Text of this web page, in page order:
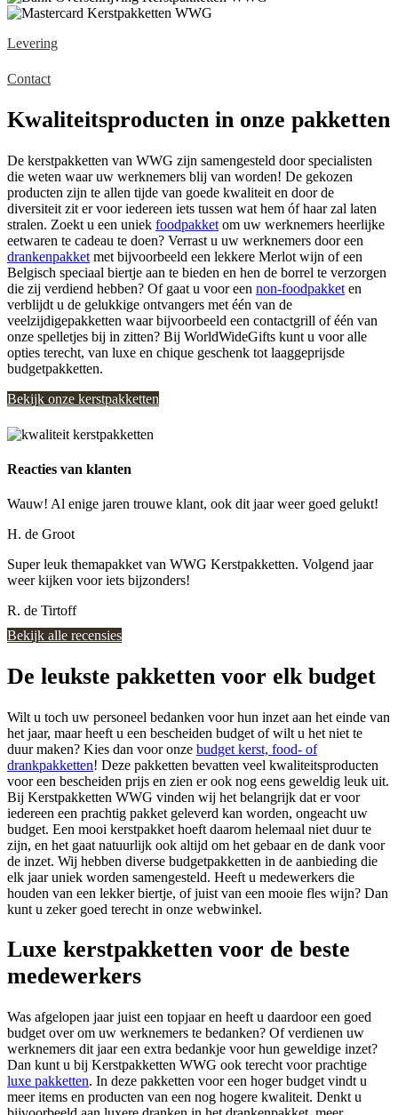
Levering
Contact
Kwaliteitsproducten in onze pakketten
De kerstpakketten van WWG zijn samengesteld door specialisten
die weten waar uw werknemers blij van worden! De gekozen
producten zijn te allen tijde van goede kwaliteit en door de
diversiteit zit er voor iedereen iets tussen wat hem óf haar zal laten
stralen. Zoekt u een uniek foodpakket om uw werknemers heerlijke
eetwaren te cadeau te doen? Verrast u uw werknemers door een
drankenpakket met bijvoorbeeld een lekkere Merlot wijn of een
Belgisch speciaal biertje aan te bieden en hen de borrel te verzorgen
die zij verdiend hebben? Of gaat u voor een non-foodpakket en
verblijdt u de gelukkige ontvangers met één van de
veelzijdigepakketten waar bijvoorbeeld een contactgrill of één van
onze spelletjes bij in zitten? Bij WorldWideGifts kunt u voor alle
opties terecht, van luxe en chique geschenk tot laaggeprijsde
budgetpakketten.
Bekijk onze kerstpakketten
Reacties van klanten
Wauw! Al enige jaren trouwe klant, ook dit jaar weer goed gelukt!
H. de Groot
Super leuk themapakket van WWG Kerstpakketten. Volgend jaar
weer kijken voor iets bijzonders!
R. de Tirtoff
Bekijk alle recensies
De leukste pakketten voor elk budget
Wilt u toch uw personeel bedanken voor hun inzet aan het einde van
het jaar, maar heeft u een bescheiden budget of wilt u het niet te
duur maken? Kies dan voor onze budget kerst, food- of
drankpakketten! Deze pakketten bevatten veel kwaliteitsproducten
voor een bescheiden prijs en zien er ook nog eens geweldig leuk uit.
Bij Kerstpakketten WWG vinden wij het belangrijk dat er voor
iedereen een prachtig pakket geleverd kan worden, ongeacht uw
budget. Een mooi kerstpakket hoeft daarom helemaal niet duur te
zijn, en het gaat natuurlijk ook altijd om het gebaar en de dank voor
de inzet. Wij hebben diverse budgetpakketten in de aanbieding die
elk jaar uniek worden samengesteld. Heeft u medewerkers die
houden van een lekker biertje, of juist van een mooie fles wijn? Dan
kunt u zeker goed terecht in onze webwinkel.
Luxe kerstpakketten voor de beste
medewerkers
Was afgelopen jaar juist een topjaar en heeft u daardoor een goed
budget over om uw werknemers te bedanken? Of verdienen uw
werknemers dit jaar een extra bedankje voor hun geweldige inzet?
Dan kunt u bij Kerstpakketten WWG ook terecht voor prachtige
luxe pakketten. In deze pakketten voor een hoger budget vindt u
meer items en producten van een nog hogere kwaliteit. Denkt u